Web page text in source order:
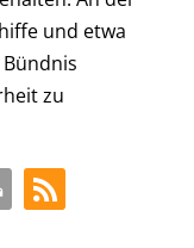
und etwa
zu